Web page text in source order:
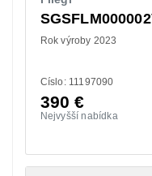
Rok výroby 2023
Císlo: 11197090
390€
Nejvyšší nabídka